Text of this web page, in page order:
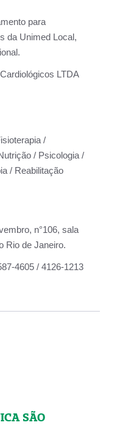
para
da Unimed Local,
LTDA
/
/ Psicologia /
/ Reabilitação
n°106, sala
Rio de Janeiro.
4605 / 4126-1213
SÃO